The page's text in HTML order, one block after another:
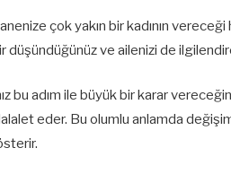
çok yakın bir kadının
düşündüğünüz ve ailenizi de
bu adım ile büyük bir karar
eder. Bu olumlu anlamda